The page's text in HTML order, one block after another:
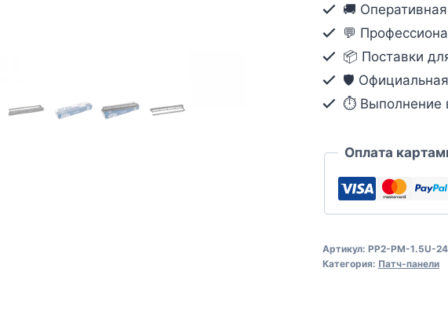
1.5U-
24-
UTP-
RJ45-
6A-
🚚
💬
📦 Поставки
🛡️
⏱ Выполнение
Оплата
Артикул: PP2-PM-1.5U-
Категория: Патч-панели